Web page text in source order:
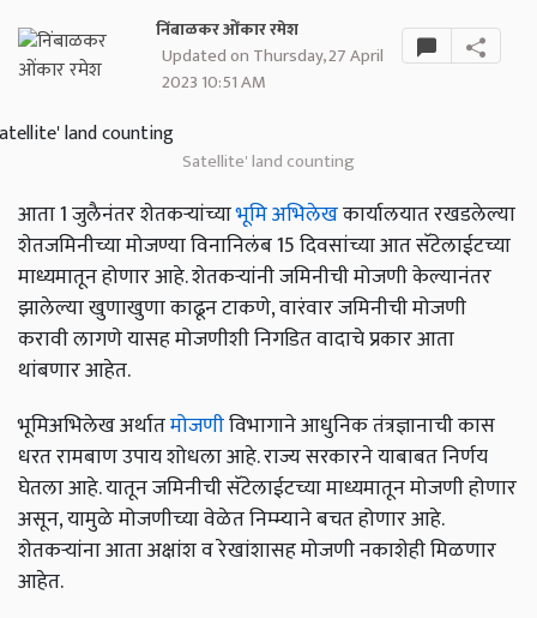
निंबाळकर ओंकार रमेश
Updated on Thursday, 27 April
2023 10:51 AM
Satellite' land counting
आता 1 जुलैनंतर शेतकऱ्यांच्याभूमि अभिलेखकार्यालयात रखडलेल्या
शेतजमिनीच्या मोजण्या विनानिलंब 15 दिवसांच्या आत सॅटेलाईटच्या
माध्यमातून होणार आहे. शेतकऱ्यांनी जमिनीची मोजणी केल्यानंतर
झालेल्या खुणाखुणा काढून टाकणे, वारंवार जमिनीची मोजणी
करावी लागणे यासह मोजणीशी निगडित वादाचे प्रकार आता
थांबणार आहेत.
भूमिअभिलेख अर्थातमोजणीविभागाने आधुनिक तंत्रज्ञानाची कास
धरत रामबाण उपाय शोधला आहे. राज्य सरकारने याबाबत निर्णय
घेतला आहे. यातून जमिनीची सॅटेलाईटच्या माध्यमातून मोजणी होणार
असून, यामुळे मोजणीच्या वेळेत निम्म्याने बचत होणार आहे.
शेतकऱ्यांना आता अक्षांश व रेखांशासह मोजणी नकाशेही मिळणार
आहेत.